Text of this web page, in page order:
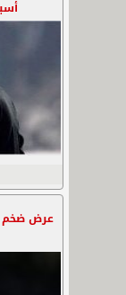
عرض ضخم